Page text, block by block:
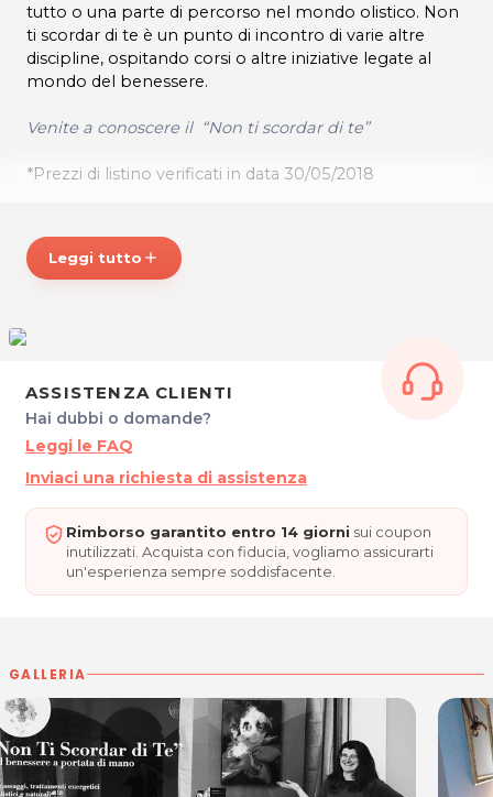
tutto o una parte di percorso nel mondo olistico. Non
ti scordar di te è un punto di incontro di varie altre
discipline, ospitando corsi o altre iniziative legate al
mondo del benessere.
Venite a conoscere il “Non ti scordar di te”
*Prezzi di listino verificati in data 30/05/2018
Si riceve su appuntamento
Per ulteriori informazioni sull'offerta o sulle modalità di
acquisto scrivi a
Leggi tutto add
ASSISTENZA CLIENTI
Hai dubbi o domande?
Leggi le FAQ
Inviaci una richiesta di assistenza
Rimborso garantito entro 14 giorni sui coupon
inutilizzati. Acquista con fiducia, vogliamo assicurarti
un'esperienza sempre soddisfacente.
GALLERIA